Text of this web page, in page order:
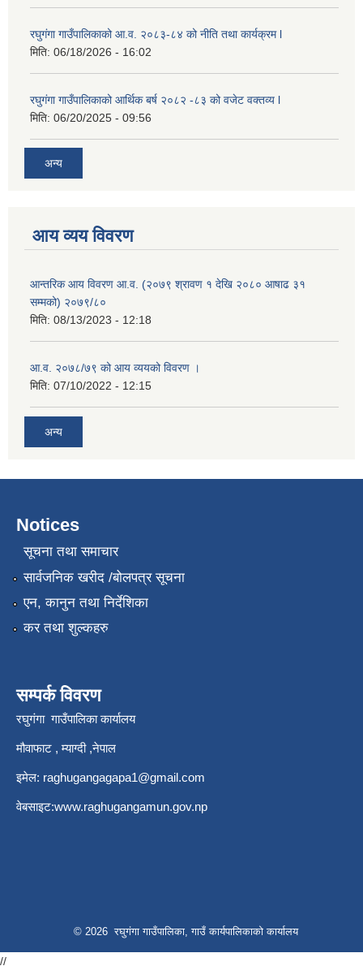
रघुगंगा गाउँपालिकाको आ.व. २०८३-८४ को नीति तथा कार्यक्रम l
मिति: 06/18/2026 - 16:02
रघुगंगा गाउँपालिकाको आर्थिक बर्ष २०८२ -८३ को वजेट वक्तव्य l
मिति: 06/20/2025 - 09:56
अन्य
आय व्यय विवरण
आन्तरिक आय विवरण आ.व. (२०७९ श्रावण १ देखि २०८० आषाढ ३१
सम्मको) २०७९/८०
मिति: 08/13/2023 - 12:18
आ.व. २०७८/७९ को आय व्ययको विवरण ।
मिति: 07/10/2022 - 12:15
अन्य
Notices
सूचना तथा समाचार
सार्वजनिक खरीद /बोलपत्र सूचना
एन, कानुन तथा निर्देशिका
कर तथा शुल्कहरु
सम्पर्क विवरण
रघुगंगा गाउँपालिका कार्यालय
मौवाफाट , म्याग्दी ,नेपाल
इमेल: raghugangagapa1@gmail.com
वेबसाइट:www.raghugangamun.gov.np
© 2026 रघुगंगा गाउँपालिका, गाउँ कार्यपालिकाको कार्यालय
//